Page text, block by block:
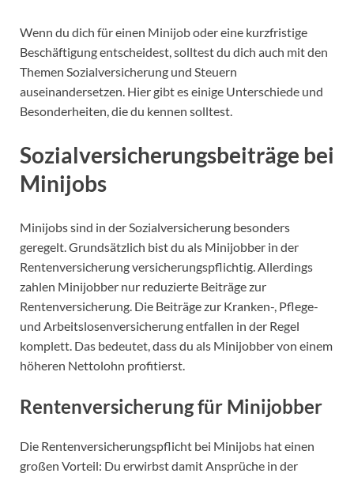
Wenn du dich für einen Minijob oder eine kurzfristige
Beschäftigung entscheidest, solltest du dich auch mit den
Themen Sozialversicherung und Steuern
auseinandersetzen. Hier gibt es einige Unterschiede und
Besonderheiten, die du kennen solltest.
Sozialversicherungsbeiträge bei
Minijobs
Minijobs sind in der Sozialversicherung besonders
geregelt. Grundsätzlich bist du als Minijobber in der
Rentenversicherung versicherungspflichtig. Allerdings
zahlen Minijobber nur reduzierte Beiträge zur
Rentenversicherung. Die Beiträge zur Kranken-, Pflege-
und Arbeitslosenversicherung entfallen in der Regel
komplett. Das bedeutet, dass du als Minijobber von einem
höheren Nettolohn profitierst.
Rentenversicherung für Minijobber
Die Rentenversicherungspflicht bei Minijobs hat einen
großen Vorteil: Du erwirbst damit Ansprüche in der